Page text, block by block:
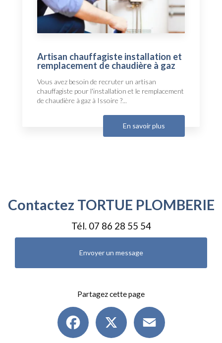
Artisan chauffagiste installation et
remplacement de chaudière à gaz
Vous avez besoin de recruter un artisan
chauffagiste pour l'installation et le remplacement
de chaudière à gaz à Issoire ?...
En savoir plus
Contactez TORTUE PLOMBERIE
Tél. 07 86 28 55 54
Envoyer un message
Partagez cette page
Facebook